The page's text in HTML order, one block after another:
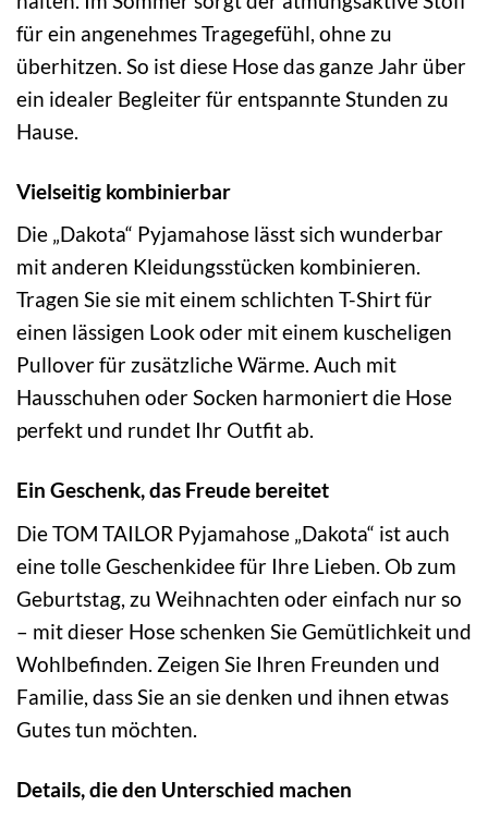
für ein angenehmes Tragegefühl, ohne zu
überhitzen. So ist diese Hose das ganze Jahr über
ein idealer Begleiter für entspannte Stunden zu
Hause.
Vielseitig kombinierbar
Die „Dakota“ Pyjamahose lässt sich wunderbar
mit anderen Kleidungsstücken kombinieren.
Tragen Sie sie mit einem schlichten T-Shirt für
einen lässigen Look oder mit einem kuscheligen
Pullover für zusätzliche Wärme. Auch mit
Hausschuhen oder Socken harmoniert die Hose
perfekt und rundet Ihr Outfit ab.
Ein Geschenk, das Freude bereitet
Die TOM TAILOR Pyjamahose „Dakota“ ist auch
eine tolle Geschenkidee für Ihre Lieben. Ob zum
Geburtstag, zu Weihnachten oder einfach nur so
– mit dieser Hose schenken Sie Gemütlichkeit und
Wohlbefinden. Zeigen Sie Ihren Freunden und
Familie, dass Sie an sie denken und ihnen etwas
Gutes tun möchten.
Details, die den Unterschied machen